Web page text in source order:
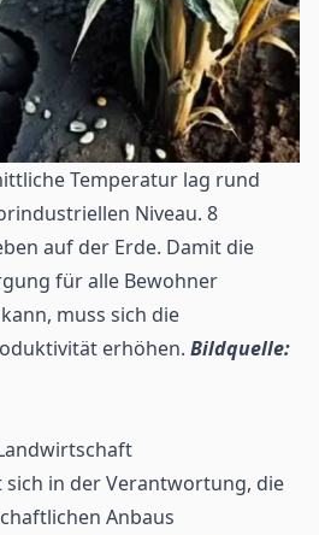
Temperatur lag rund
Niveau. 8
auf der Erde. Damit die
für alle Bewohner
muss sich die
erhöhen. Bildquelle:
in der Verantwortung, die
Anbaus